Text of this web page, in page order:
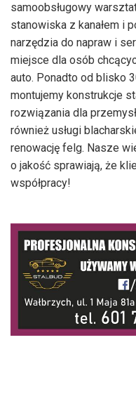
samoobsługowy
stanowiska z kanałem i
narzędzia do napraw i
miejsce dla osób
auto. Ponadto od blisko
montujemy konstrukcje
rozwiązania dla
również usługi
renowację felg. Nasze
o jakość sprawiają, że
współpracy!